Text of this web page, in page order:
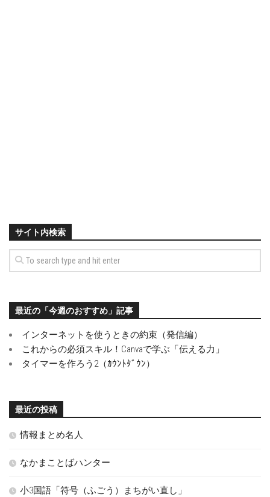
サイト内検索
最近の「今週のおすすめ」記事
インターネットを使うときの約束（発信編）
これからの必須スキル！Canvaで学ぶ「伝える力」
タイマーを作ろう2（ｶｳﾝﾄﾀﾞｳﾝ）
最近の投稿
情報まとめ名人
なかまことばハンター
小3国語「符号（ふごう）まちがい直し」